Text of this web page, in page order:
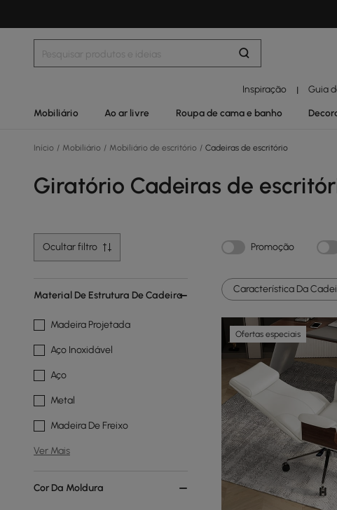
Inspiração | Guia
Mobiliário Ao ar livre Roupa de cama e banho
Início / Mobiliário / Mobiliário de escritório / Cadeiras de escritório
Giratório Cadeiras de
Ocultar filtro Promoção
Material De Estrutura De Cadeira
Madeira Projetada
Aço Inoxidável
Aço
Metal
Madeira De Freixo
Ver Mais
Cor Da Moldura
Característica Da
Ofertas especiais